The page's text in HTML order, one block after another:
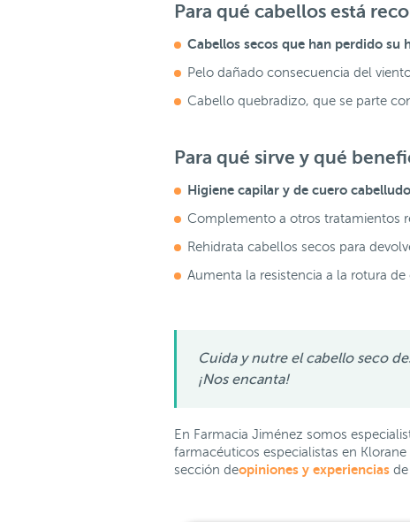
Para qué cabellos está
Cabellos secos que han perdido su
Pelo dañado consecuencia del
Cabello quebradizo, que se parte
Para qué sirve y qué
Higiene capilar y de cuero
Complemento a otros tratamientos
Rehidrata cabellos secos para
Aumenta la resistencia a la rotura
Cuida y nutre el cabello seco
¡Nos encanta!
En Farmacia Jiménez somos
farmacéuticos especialistas en
sección deopiniones y experiencias